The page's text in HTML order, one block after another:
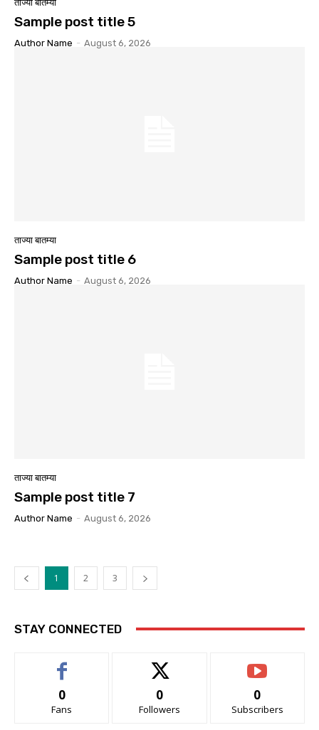
ताज्या बातम्या
Sample post title 5
Author Name - August 6, 2026
ताज्या बातम्या
Sample post title 6
Author Name - August 6, 2026
ताज्या बातम्या
Sample post title 7
Author Name - August 6, 2026
1 2 3
STAY CONNECTED
0
Fans
0
Followers
0
Subscribers